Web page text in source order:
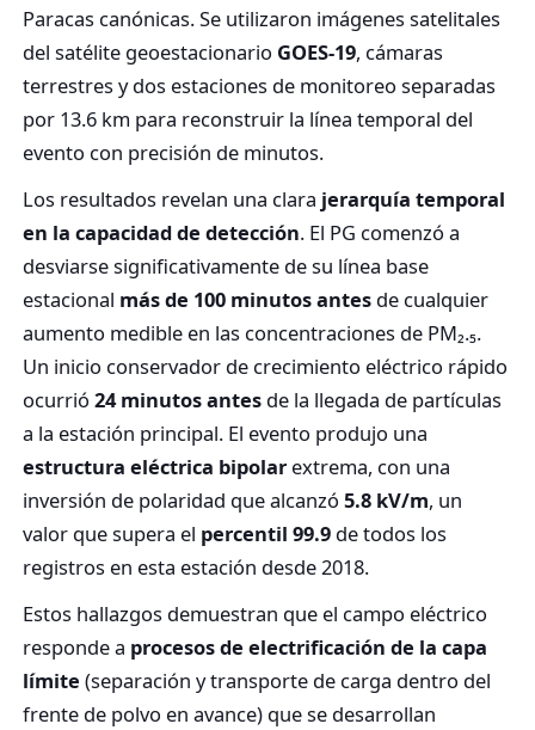
Paracas canónicas. Se utilizaron imágenes satelitales
del satélite geoestacionario GOES-19, cámaras
terrestres y dos estaciones de monitoreo separadas
por 13.6 km para reconstruir la línea temporal del
evento con precisión de minutos.
Los resultados revelan una clara jerarquía temporal
en la capacidad de detección. El PG comenzó a
desviarse significativamente de su línea base
estacional más de 100 minutos antes de cualquier
aumento medible en las concentraciones de PM₂.₅.
Un inicio conservador de crecimiento eléctrico rápido
ocurrió24 minutos antes de la llegada de partículas
a la estación principal. El evento produjo una
estructura eléctrica bipolar extrema, con una
inversión de polaridad que alcanzó5.8 kV/m, un
valor que supera el percentil 99.9 de todos los
registros en esta estación desde 2018.
Estos hallazgos demuestran que el campo eléctrico
responde a procesos de electrificación de la capa
límite (separación y transporte de carga dentro del
frente de polvo en avance) que se desarrollan